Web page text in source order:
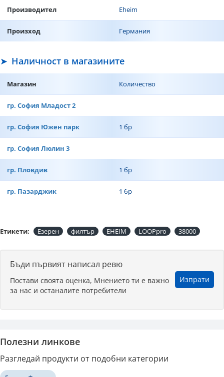
Производител Eheim
Произход Германия
Наличност в магазините
Магазин Количество
гр. София Младост 2
гр. София Южен парк 1 бр
гр. София Люлин 3
гр. Пловдив 1 бр
гр. Пазарджик 1 бр
Етикети: Езерен филтър EHEIM LOOPpro 38000
Бъди първият написал ревю
Постави своята оценка, Мнението ти е важно
за нас и останалите потребители
Изпрати
Полезни линкове
Разгледай продукти от подобни категории